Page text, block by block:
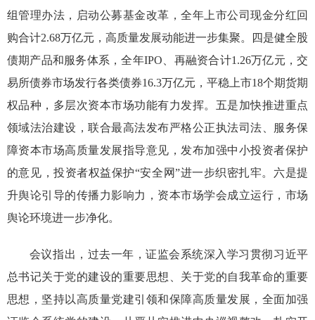
组管理办法，启动公募基金改革，全年上市公司现金分红回
购合计2.68万亿元，高质量发展动能进一步集聚。四是健全股
债期产品和服务体系，全年IPO、再融资合计1.26万亿元，交
易所债券市场发行各类债券16.3万亿元，平稳上市18个期货期
权品种，多层次资本市场功能有力发挥。五是加快推进重点
领域法治建设，联合最高法发布严格公正执法司法、服务保
障资本市场高质量发展指导意见，发布加强中小投资者保护
的意见，投资者权益保护“安全网”进一步织密扎牢。六是提
升舆论引导的传播力影响力，资本市场学会成立运行，市场
舆论环境进一步净化。
会议指出，过去一年，证监会系统深入学习贯彻习近平
总书记关于党的建设的重要思想、关于党的自我革命的重要
思想，坚持以高质量党建引领和保障高质量发展，全面加强